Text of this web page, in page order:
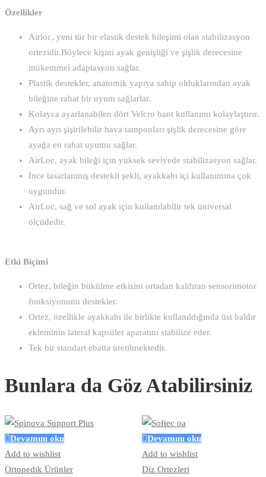
Özellikler
Airloc, yeni tür bir elastik destek bileşimi olan stabilizasyon
ortezidir.Böylece kişini ayak genişliği ve şişlik derecesine
mükemmel adaptasyon sağlar.
Plastik destekler, anatomik yapıya sahip olduklarından ayak
bileğine rahat bir uyum sağlarlar.
Kolayca ayarlanabilen dört Velcro bant kullanımı kolaylaştırır.
Ayrı ayrı şişirilebilir hava tamponları şişlik derecesine göre
ayağa en rahat uyumu sağlar.
AirLoc, ayak bileği için yüksek seviyede stabilizasyon sağlar.
İnce tasarlanmış destekli şekli, ayakkabı içi kullanımına çok
uygundur.
AirLoc, sağ ve sol ayak için kullanılabilir tek üniversal
ölçüdedir.
Etki Biçimi
Ortez, bileğin bükülme etkisini ortadan kaldıran sensorimotor
fonksiyonunu destekler.
Ortez, özellikle ayakkabı ile birlikte kullanıldığında üst baldır
ekleminin lateral kapsüler aparatını stabilize eder.
Tek bir standart ebatta üretilmektedir.
Bunlara da Göz Atabilirsiniz
Devamını oku
Add to wishlist
Ortopedik Ürünler
Devamını oku
Add to wishlist
Diz Ortezleri